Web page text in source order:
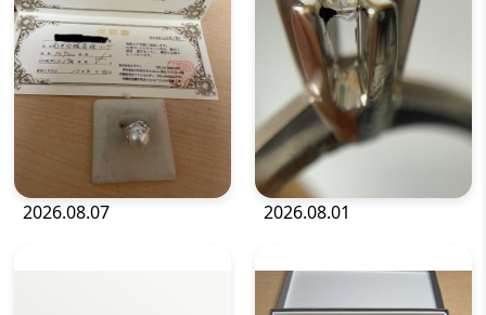
2026.08.07 2026.08.01